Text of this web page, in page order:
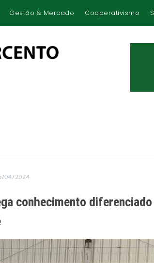
Gestão & Mercado Cooperativismo
04/2024
conhecimento